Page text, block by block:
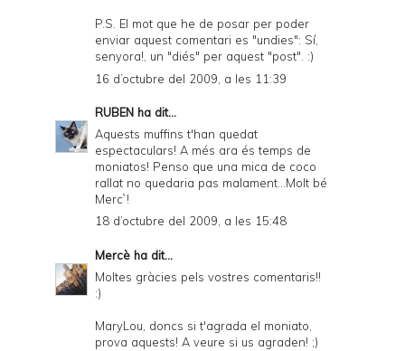
P.S. El mot que he de posar per poder
enviar aquest comentari es "undies": Sí,
senyora!, un "diés" per aquest "post". :)
16 d’octubre del 2009, a les 11:39
RUBEN ha dit...
Aquests muffins t'han quedat
espectaculars! A més ara és temps de
moniatos! Penso que una mica de coco
rallat no quedaria pas malament...Molt bé
Merc`!
18 d’octubre del 2009, a les 15:48
Mercè ha dit...
Moltes gràcies pels vostres comentaris!!
:)
MaryLou, doncs si t'agrada el moniato,
prova aquests! A veure si us agraden! ;)